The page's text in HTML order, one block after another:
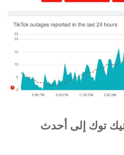
تيك توك إلى أحدث